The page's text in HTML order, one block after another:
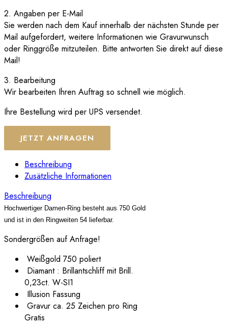
2. Angaben per E-Mail
Sie werden nach dem Kauf innerhalb der nächsten Stunde per
Mail aufgefordert, weitere Informationen wie Gravurwunsch
oder Ringgröße mitzuteilen. Bitte antworten Sie direkt auf diese
Mail!
3. Bearbeitung
Wir bearbeiten Ihren Auftrag so schnell wie möglich.
Ihre Bestellung wird per UPS versendet.
JETZT ANFRAGEN
Beschreibung
Zusätzliche Informationen
Beschreibung
Hochwertiger Damen-Ring besteht aus 750 Gold
und ist in den Ringweiten 54 lieferbar.
Sondergrößen auf Anfrage!
Weißgold 750 poliert
Diamant : Brillantschliff mit Brill.
0,23ct. W-SI1
Illusion Fassung
Gravur ca. 25 Zeichen pro Ring
Gratis